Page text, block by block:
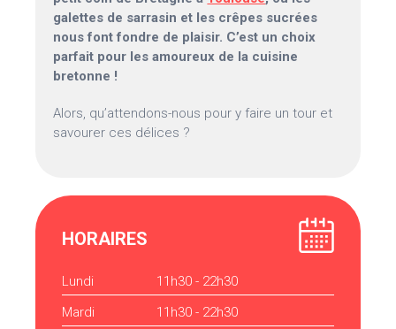
galettes de sarrasin et les crêpes sucrées
nous font fondre de plaisir. C’est un choix
parfait pour les amoureux de la cuisine
bretonne !
Alors, qu’attendons-nous pour y faire un tour et
savourer ces délices ?
HORAIRES
Lundi
11h30 - 22h30
Mardi
11h30 - 22h30